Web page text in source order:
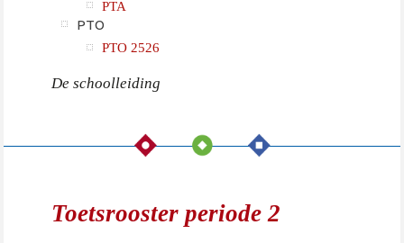
PTA
PTO
PTO 2526
De schoolleiding
Toetsrooster periode 2